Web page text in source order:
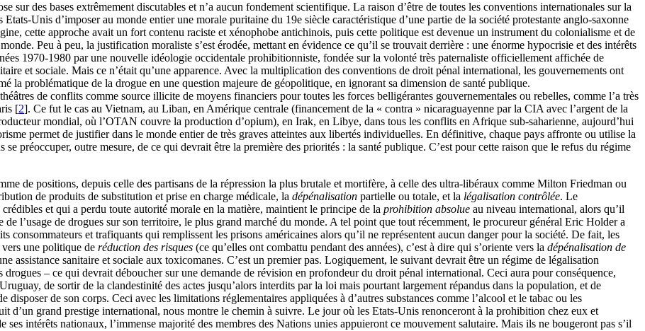
sur des bases extrêmement discutables et n’a aucun fondement scientifique. La raison d’être de toutes les conventions internationales sur la
Unis d’imposer au monde entier une morale puritaine du 19e siècle caractéristique d’une partie de la société protestante anglo-saxonne
cette approche avait un fort contenu raciste et xénophobe antichinois, puis cette politique est devenue un instrument du colonialisme et de
Peu à peu, la justification moraliste s’est érodée, mettant en évidence ce qu’il se trouvait derrière : une énorme hypocrisie et des intérêts
1970-1980 par une nouvelle idéologie occidentale prohibitionniste, fondée sur la volonté très paternaliste officiellement affichée de
et sociale. Mais ce n’était qu’une apparence. Avec la multiplication des conventions de droit pénal international, les gouvernements ont
la problématique de la drogue en une question majeure de géopolitique, en ignorant sa dimension de santé publique.
de conflits comme source illicite de moyens financiers pour toutes les forces belligérantes gouvernementales ou rebelles, comme l’a très
[2]. Ce fut le cas au Vietnam, au Liban, en Amérique centrale (financement de la « contra » nicaraguayenne par la CIA avec l’argent de la
mondial, où l’OTAN couvre la production d’opium), en Irak, en Libye, dans tous les conflits en Afrique sub-saharienne, aujourd’hui
permet de justifier dans le monde entier de très graves atteintes aux libertés individuelles. En définitive, chaque pays affronte ou utilise la
se préoccuper, outre mesure, de ce qui devrait être la première des priorités : la santé publique. C’est pour cette raison que le refus du régime
de positions, depuis celle des partisans de la répression la plus brutale et mortifère, à celle des ultra-libéraux comme Milton Friedman ou
de produits de substitution et prise en charge médicale, la dépénalisation partielle ou totale, et la légalisation contrôlée. Le
et qui a perdu toute autorité morale en la matière, maintient le principe de la prohibition absolue au niveau international, alors qu’il
l’usage de drogues sur son territoire, le plus grand marché du monde. A tel point que tout récemment, le procureur général Eric Holder a
et trafiquants qui remplissent les prisons américaines alors qu’il ne représentent aucun danger pour la société. De fait, les
vers une politique de réduction des risques (ce qu’elles ont combattu pendant des années), c’est à dire qui s’oriente vers la dépénalisation de
assistance sanitaire et sociale aux toxicomanes. C’est un premier pas. Logiquement, le suivant devrait être un régime de légalisation
– ce qui devrait déboucher sur une demande de révision en profondeur du droit pénal international. Ceci aura pour conséquence,
de sortir de la clandestinité des actes jusqu’alors interdits par la loi mais pourtant largement répandus dans la population, et de
disposer de son corps. Ceci avec les limitations réglementaires appliquées à d’autres substances comme l’alcool et le tabac ou les
d’un grand prestige international, nous montre le chemin à suivre. Le jour où les Etats-Unis renonceront à la prohibition chez eux et
intérêts nationaux, l’immense majorité des membres des Nations unies appuieront ce mouvement salutaire. Mais ils ne bougeront pas s’il